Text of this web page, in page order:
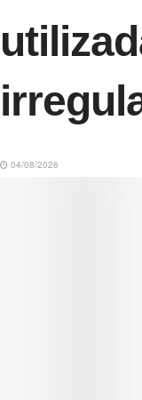
04/08/2026